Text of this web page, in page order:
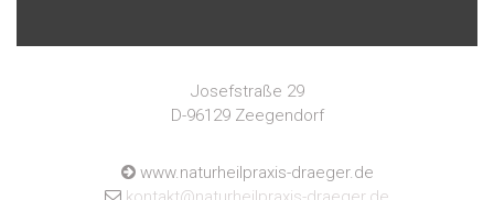
Josefstraße 29
D-96129 Zeegendorf
www.naturheilpraxis-draeger.de